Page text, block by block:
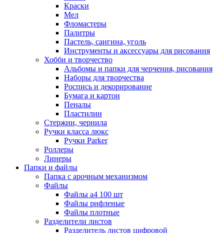
Краски
Мел
Фломастеры
Палитры
Пастель, сангина, уголь
Инструменты и аксессуары для рисования
Хобби и творчество
Альбомы и папки для черчения, рисования
Наборы для творчества
Роспись и декорирование
Бумага и картон
Пеналы
Пластилин
Стержни, чернила
Ручки класса люкс
Ручки Parker
Роллеры
Линеры
Папки и файлы
Папка с арочным механизмом
Файлы
Файлы а4 100 шт
Файлы рифленые
Файлы плотные
Разделители листов
Разделитель листов цифровой